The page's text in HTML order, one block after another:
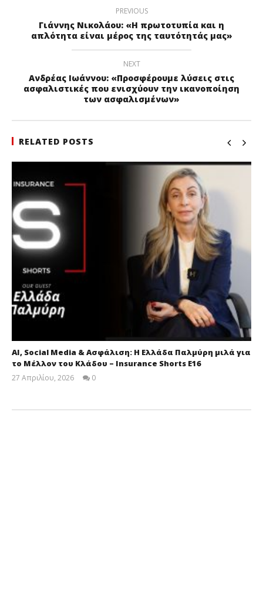
PREVIOUS
Γιάννης Νικολάου: «Η πρωτοτυπία και η
απλότητα είναι μέρος της ταυτότητάς μας»
NEXT
Ανδρέας Ιωάννου: «Προσφέρουμε λύσεις στις
ασφαλιστικές που ενισχύουν την ικανοποίηση
των ασφαλισμένων»
RELATED POSTS
AI, Social Media & Ασφάλιση: Η Ελλάδα Παλμύρη μιλά για
το Μέλλον του Κλάδου – Insurance Shorts E16
27 Απριλίου, 2026
0